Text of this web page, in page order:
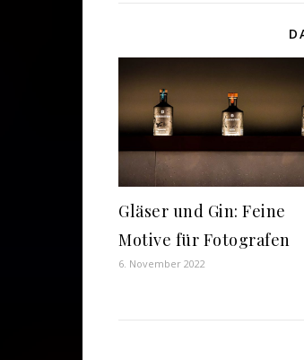
Gläser und Gin: Feine
Motive für Fotografen
6. November 2022